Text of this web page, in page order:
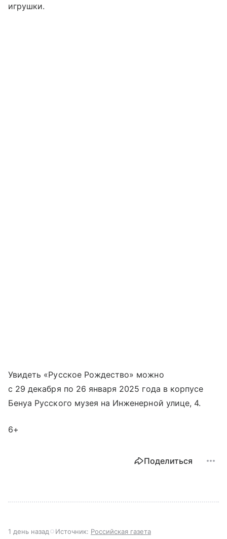
игрушки.
Увидеть «Русское Рождество» можно
с 29 декабря по 26 января 2025 года в корпусе
Бенуа Русского музея на Инженерной улице, 4.
6+
Поделиться
1 день назад Источник: Российская газета